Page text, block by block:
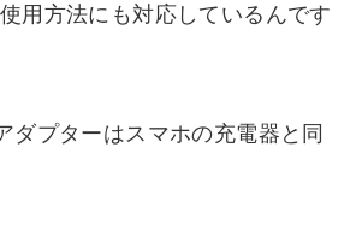
用方法にも対応しているんです
ダプターはスマホの充電器と同